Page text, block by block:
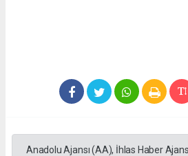
Anadolu Ajansı (AA), İhlas Haber